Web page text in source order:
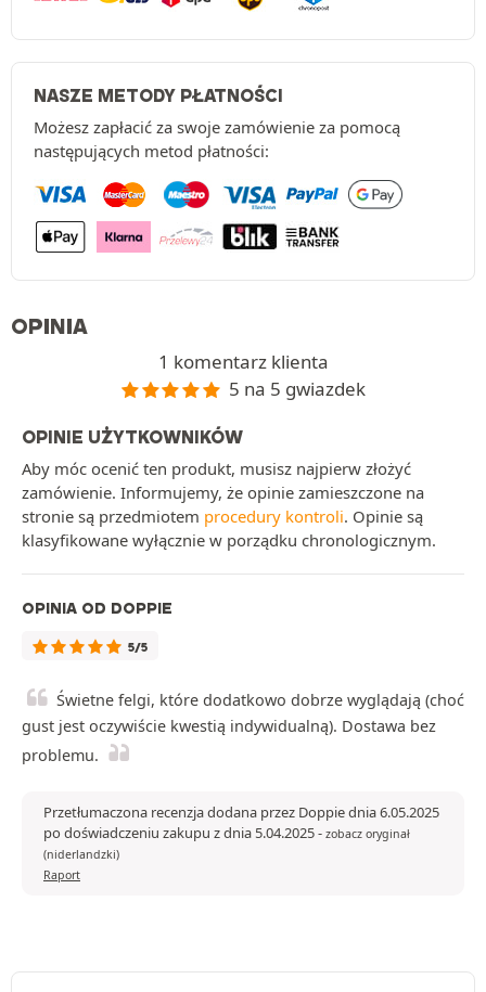
NASZE METODY PŁATNOŚCI
Możesz zapłacić za swoje zamówienie za pomocą
następujących metod płatności:
OPINIA
1 komentarz klienta
5 na 5 gwiazdek
OPINIE UŻYTKOWNIKÓW
Aby móc ocenić ten produkt, musisz najpierw złożyć
zamówienie. Informujemy, że opinie zamieszczone na
stronie są przedmiotem procedury kontroli. Opinie są
klasyfikowane wyłącznie w porządku chronologicznym.
OPINIA OD DOPPIE
5/5
Świetne felgi, które dodatkowo dobrze wyglądają (choć
gust jest oczywiście kwestią indywidualną). Dostawa bez
problemu.
Przetłumaczona recenzja dodana przez Doppie dnia 6.05.2025
po doświadczeniu zakupu z dnia 5.04.2025- zobacz oryginał
(niderlandzki)
Raport